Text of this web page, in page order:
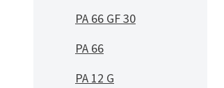
PA 66 GF 30
PA 66
PA 12 G